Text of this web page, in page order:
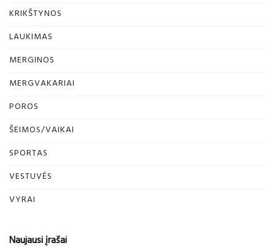
KRIKŠTYNOS
LAUKIMAS
MERGINOS
MERGVAKARIAI
POROS
ŠEIMOS/VAIKAI
SPORTAS
VESTUVĖS
VYRAI
Naujausi įrašai